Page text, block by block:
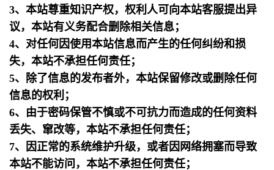
3、本站尊重知识产权，权利人可向本站客服提出异
议，本站有义务配合删除相关信息；
4、对任何因使用本站信息而产生的任何纠纷和损
失，本站不承担任何责任；
5、除了信息的发布者外，本站保留修改或删除任何
信息的权利；
6、由于密码保管不慎或不可抗力而造成的任何资料
丢失、窜改等，本站不承担任何责任；
7、因正常的系统维护升级，或者因网络拥塞而导致
本站不能访问，本站不承担任何责任；